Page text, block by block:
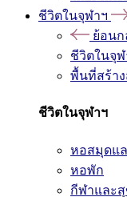
ชีวิตในจุฬาฯ
ย้อนก
ชีวิตในจุฬ
พื้นที่สร้า
ชีวิตในจุฬาฯ
หอสมุดแ
หอพัก
กีฬาและ